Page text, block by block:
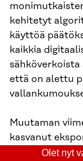
kehitetyt
käyttöä
kaikkia
sähköverkoista
että on alettu
Muutaman
kasvanut
big dataa on
Olet nyt